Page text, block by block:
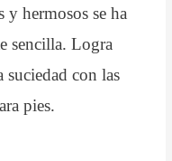
y hermosos se ha
sencilla. Logra
suciedad con las
pies.